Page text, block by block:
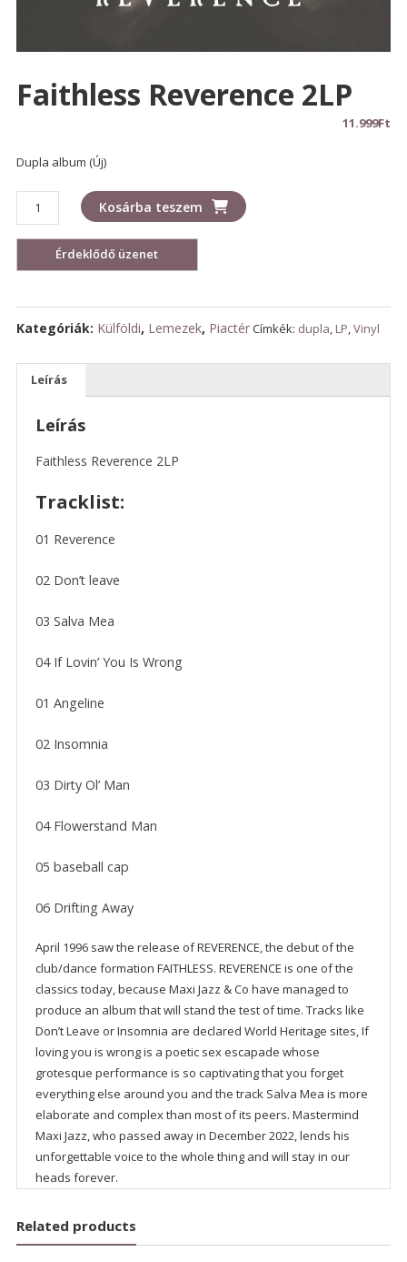
Faithless Reverence 2LP
11.999Ft
Dupla album (Új)
Faithless
Reverence
2LP
mennyiség
Kosárba teszem
Kategóriák: Külföldi, Lemezek, PiactérCímkék: dupla, LP,Vinyl
Leírás
Leírás
Faithless Reverence 2LP
Tracklist:
01 Reverence
02 Don’t leave
03 Salva Mea
04 If Lovin’ You Is Wrong
01 Angeline
02 Insomnia
03 Dirty Ol’ Man
04 Flowerstand Man
05 baseball cap
06 Drifting Away
April 1996 saw the release of REVERENCE, the debut of the
club/dance formation FAITHLESS. REVERENCE is one of the
classics today, because Maxi Jazz & Co have managed to
produce an album that will stand the test of time. Tracks like
Don’t Leave or Insomnia are declared World Heritage sites, If
loving you is wrong is a poetic sex escapade whose
grotesque performance is so captivating that you forget
everything else around you and the track Salva Mea is more
elaborate and complex than most of its peers. Mastermind
Maxi Jazz, who passed away in December 2022, lends his
unforgettable voice to the whole thing and will stay in our
heads forever.
Related products